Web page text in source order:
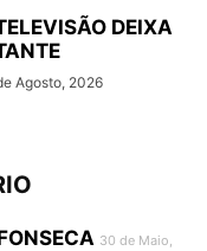
DEIXA
Agosto, 2026
30 de Maio,